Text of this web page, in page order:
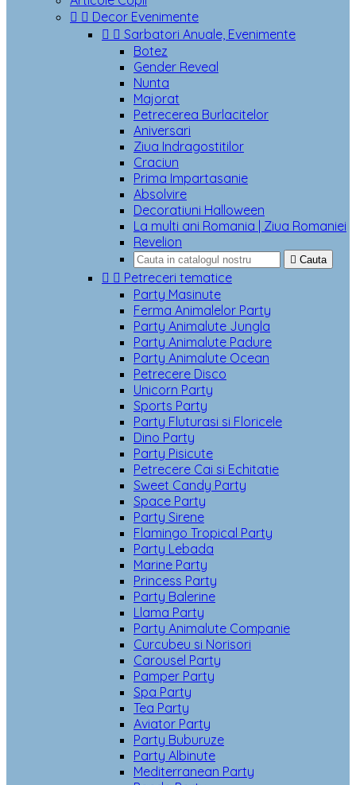
  Decor Evenimente
  Sarbatori Anuale, Evenimente
Botez
Gender Reveal
Nunta
Majorat
Petrecerea Burlacitelor
Aniversari
Ziua Indragostitilor
Craciun
Prima Impartasanie
Absolvire
Decoratiuni Halloween
La multi ani Romania | Ziua Romaniei
Revelion
 Cauta
  Petreceri tematice
Party Masinute
Ferma Animalelor Party
Party Animalute Jungla
Party Animalute Padure
Party Animalute Ocean
Petrecere Disco
Unicorn Party
Sports Party
Party Fluturasi si Floricele
Dino Party
Party Pisicute
Petrecere Cai si Echitatie
Sweet Candy Party
Space Party
Party Sirene
Flamingo Tropical Party
Party Lebada
Marine Party
Princess Party
Party Balerine
Llama Party
Party Animalute Companie
Curcubeu si Norisori
Carousel Party
Pamper Party
Spa Party
Tea Party
Aviator Party
Party Buburuze
Party Albinute
Mediterranean Party